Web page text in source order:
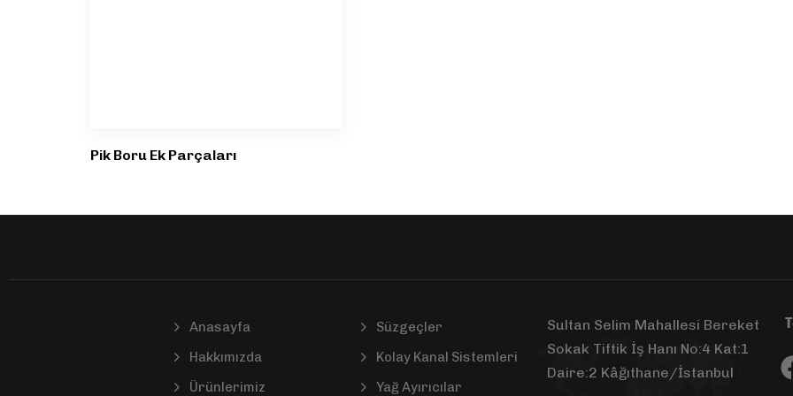
Pik Boru Ek Parçaları
Anasayfa
Hakkımızda
Ürünlerimiz
Süzgeçler
Kolay Kanal Sistemleri
Yağ Ayırıcılar
Sultan Selim Mahallesi Bereket
Sokak Tiftik İş Hanı No:4 Kat:1
Daire:2 Kâğıthane/İstanbul